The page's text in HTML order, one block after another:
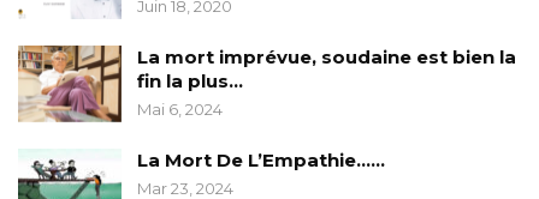
Juin 18, 2020
La mort imprévue, soudaine est bien la
fin la plus…
Mai 6, 2024
La Mort De L’Empathie……
Mar 23, 2024